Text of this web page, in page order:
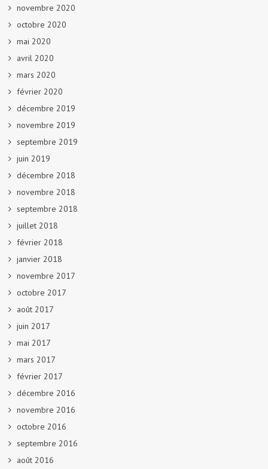
novembre 2020
octobre 2020
mai 2020
avril 2020
mars 2020
février 2020
décembre 2019
novembre 2019
septembre 2019
juin 2019
décembre 2018
novembre 2018
septembre 2018
juillet 2018
février 2018
janvier 2018
novembre 2017
octobre 2017
août 2017
juin 2017
mai 2017
mars 2017
février 2017
décembre 2016
novembre 2016
octobre 2016
septembre 2016
août 2016